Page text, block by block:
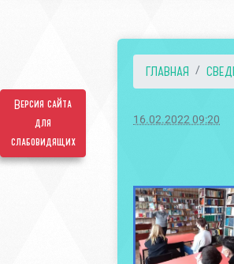
Версия сайта
для
слабовидящих
ГЛАВНАЯ
16.02.2022 09:20